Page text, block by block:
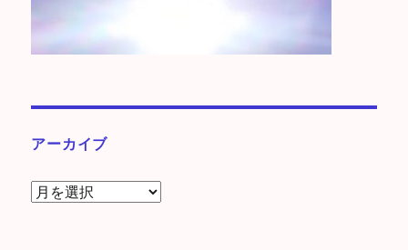
アーカイブ
ア